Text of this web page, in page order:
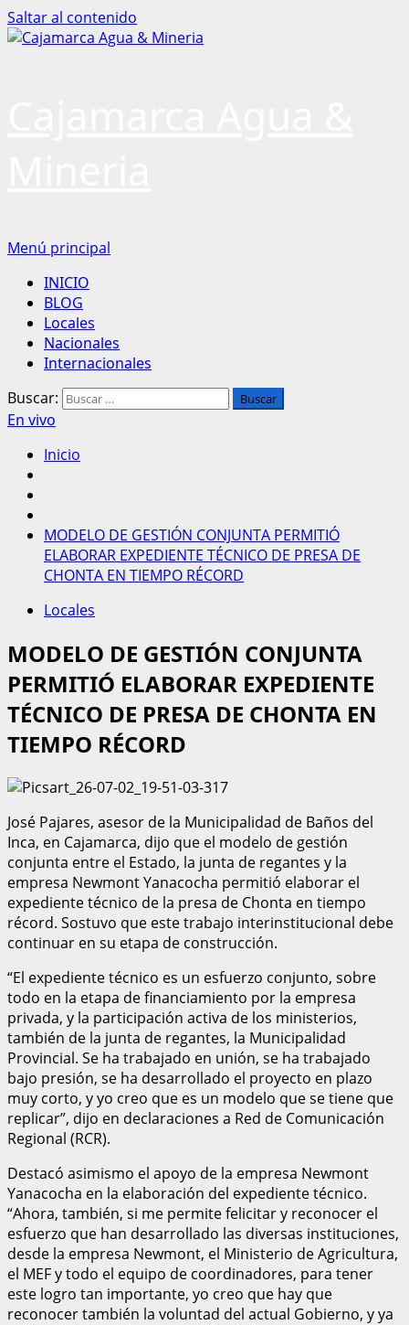
Saltar al contenido
Menú principal
INICIO
BLOG
Locales
Nacionales
Internacionales
Buscar:
En vivo
Inicio
MODELO DE GESTIÓN CONJUNTA PERMITIÓ
ELABORAR EXPEDIENTE TÉCNICO DE PRESA DE
CHONTA EN TIEMPO RÉCORD
Locales
MODELO DE GESTIÓN CONJUNTA
PERMITIÓ ELABORAR EXPEDIENTE
TÉCNICO DE PRESA DE CHONTA EN
TIEMPO RÉCORD
José Pajares, asesor de la Municipalidad de Baños del
Inca, en Cajamarca, dijo que el modelo de gestión
conjunta entre el Estado, la junta de regantes y la
empresa Newmont Yanacocha permitió elaborar el
expediente técnico de la presa de Chonta en tiempo
récord. Sostuvo que este trabajo interinstitucional debe
continuar en su etapa de construcción.
“El expediente técnico es un esfuerzo conjunto, sobre
todo en la etapa de financiamiento por la empresa
privada, y la participación activa de los ministerios,
también de la junta de regantes, la Municipalidad
Provincial. Se ha trabajado en unión, se ha trabajado
bajo presión, se ha desarrollado el proyecto en plazo
muy corto, y yo creo que es un modelo que se tiene que
replicar”, dijo en declaraciones a Red de Comunicación
Regional (RCR).
Destacó asimismo el apoyo de la empresa Newmont
Yanacocha en la elaboración del expediente técnico.
“Ahora, también, si me permite felicitar y reconocer el
esfuerzo que han desarrollado las diversas instituciones,
desde la empresa Newmont, el Ministerio de Agricultura,
el MEF y todo el equipo de coordinadores, para tener
este logro tan importante, yo creo que hay que
reconocer también la voluntad del actual Gobierno, y ya